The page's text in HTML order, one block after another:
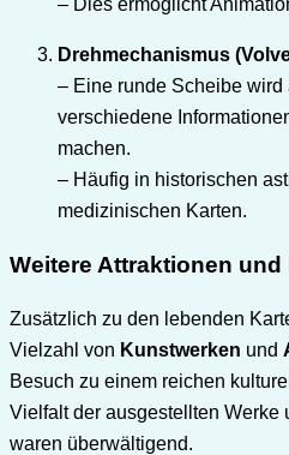
– Dies ermöglicht
Drehmechanismus
– Eine runde Scheibe wird
verschiedene
machen.
– Häufig in historischen
medizinischen Karten.
Weitere Attraktionen
Zusätzlich zu den lebenden
Vielzahl von Kunstwerken und
Besuch zu einem reichen
Vielfalt der ausgestellten Werke
waren überwältigend.